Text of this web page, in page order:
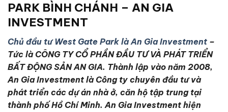
PARK BÌNH CHÁNH – AN GIA
INVESTMENT
Chủ đầu tư West Gate Park là An Gia Investment –
Tức là CÔNG TY CỔ PHẦN ĐẦU TƯ VÀ PHÁT TRIỂN
BẤT ĐỘNG SẢN AN GIA. Thành lập vào năm 2008,
An Gia Investment là Công ty chuyên đầu tư và
phát triển các dự án nhà ở, căn hộ tập trung tại
thành phố Hồ Chí Minh. An Gia Investment hiện